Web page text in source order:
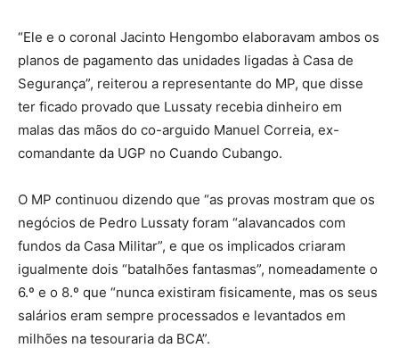
“Ele e o coronal Jacinto Hengombo elaboravam ambos os
planos de pagamento das unidades ligadas à Casa de
Segurança”, reiterou a representante do MP, que disse
ter ficado provado que Lussaty recebia dinheiro em
malas das mãos do co-arguido Manuel Correia, ex-
comandante da UGP no Cuando Cubango.
O MP continuou dizendo que “as provas mostram que os
negócios de Pedro Lussaty foram “alavancados com
fundos da Casa Militar”, e que os implicados criaram
igualmente dois “batalhões fantasmas”, nomeadamente o
6.º e o 8.º que “nunca existiram fisicamente, mas os seus
salários eram sempre processados e levantados em
milhões na tesouraria da BCA”.